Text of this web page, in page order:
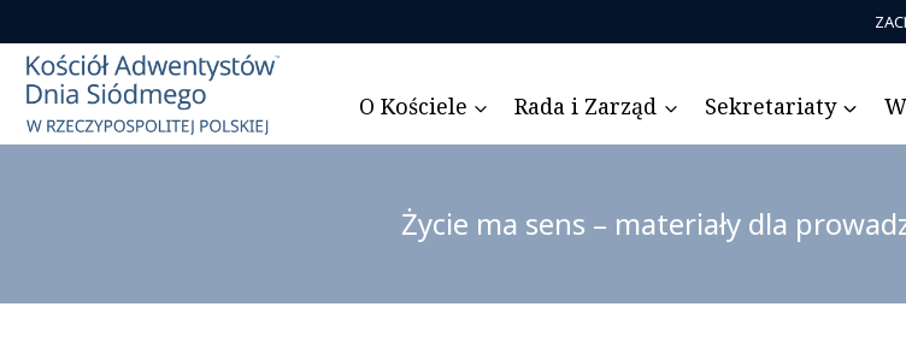
do
treści
O Kościele Rada i Zarząd Sekretariaty
Życie ma sens – materiały dla